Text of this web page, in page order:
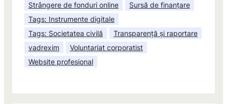
Strângere de fonduri online
Sursă de finanțare
Tags: Instrumente digitale
Tags: Societatea civilă
Transparență și raportare
vadrexim
Voluntariat corporatist
Website profesional